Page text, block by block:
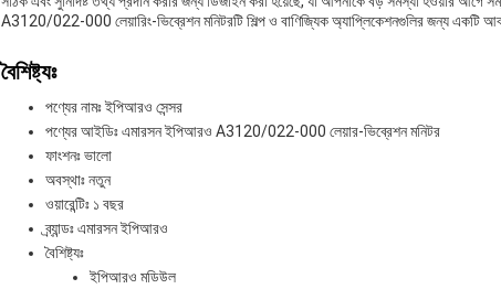
A3120/022-000 লেয়ারিং-ভিব্রেশন মনিটরটি শিল্প ও বাণিজ্যিক অ্যাপ্লিকেশনগুলির জন্য একটি
বৈশিষ্ট্যঃ
পণ্যের নামঃ ইপিআরও সেন্সর
পণ্যের আইডিঃ এমারসন ইপিআরও A3120/022-000 লেয়ার-ভিব্রেশন মনিটর
ফাংশনঃ ভালো
অবস্থাঃ নতুন
ওয়ারেন্টিঃ ১ বছর
ব্র্যান্ডঃ এমারসন ইপিআরও
বৈশিষ্ট্যঃ
ইপিআরও মডিউল